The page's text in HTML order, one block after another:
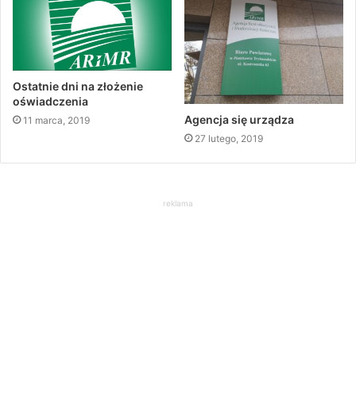
Ostatnie dni na złożenie
oświadczenia
11 marca, 2019 Agencja się urządza
27 lutego, 2019
reklama